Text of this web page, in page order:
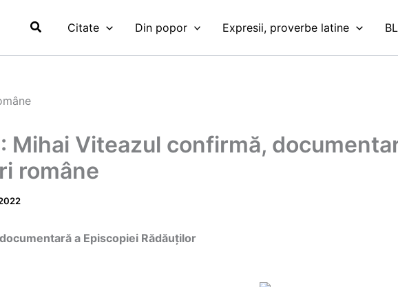
SearchCitate Din popor Expresii, proverbe latine
Mihai Viteazul confirmă,
române
a Episcopiei Rădăuților